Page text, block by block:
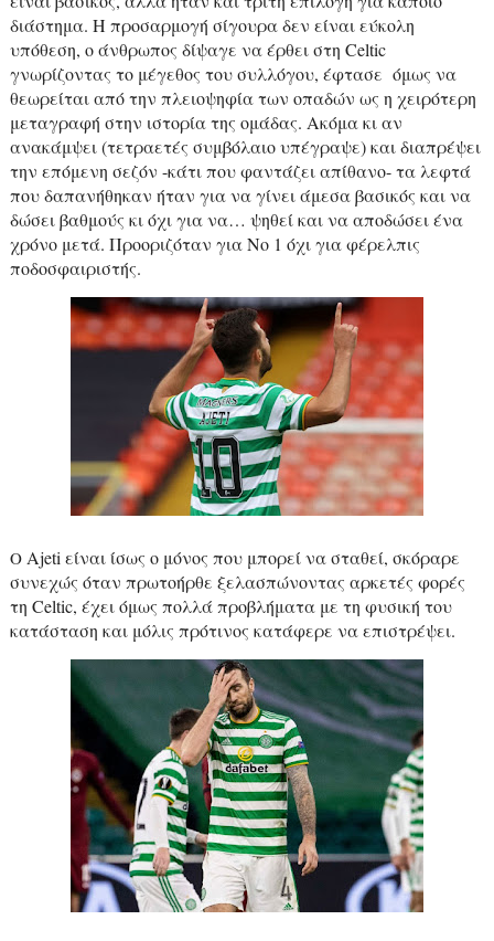
διάστημα. Η προσαρμογή σίγουρα δεν είναι εύκολη
υπόθεση, ο άνθρωπος δίψαγε να έρθει στη Celtic
γνωρίζοντας το μέγεθος του συλλόγου, έφτασε όμως να
θεωρείται από την πλειοψηφία των οπαδών ως η χειρότερη
μεταγραφή στην ιστορία της ομάδας. Ακόμα κι αν
ανακάμψει (τετραετές συμβόλαιο υπέγραψε) και διαπρέψει
την επόμενη σεζόν -κάτι που φαντάζει απίθανο- τα λεφτά
που δαπανήθηκαν ήταν για να γίνει άμεσα βασικός και να
δώσει βαθμούς κι όχι για να… ψηθεί και να αποδώσει ένα
χρόνο μετά. Προοριζόταν για Νο 1 όχι για φέρελπις
ποδοσφαιριστής.
Ο Ajeti είναι ίσως ο μόνος που μπορεί να σταθεί, σκόραρε
συνεχώς όταν πρωτοήρθε ξελασπώνοντας αρκετές φορές
τη Celtic, έχει όμως πολλά προβλήματα με τη φυσική του
κατάσταση και μόλις πρότινος κατάφερε να επιστρέψει.